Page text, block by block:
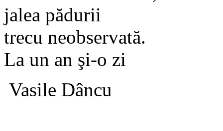
jalea pădurii
trecu neobservată.
La un an şi-o zi
Vasile Dâncu